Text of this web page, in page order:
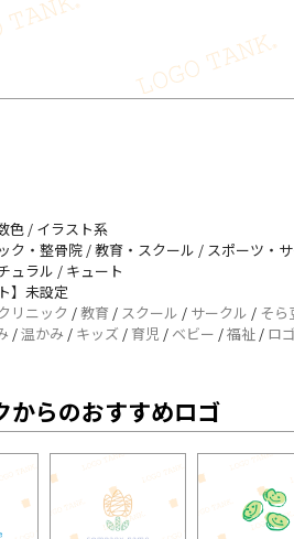
色 / イラスト系
ク・整骨院 / 教育・スクール / スポーツ・
ュラル / キュート
】未設定
リニック / 教育 / スクール / サークル / そら
/温かみ / キッズ / 育児 / ベビー /福祉 / ロゴ
からのおすすめロゴ